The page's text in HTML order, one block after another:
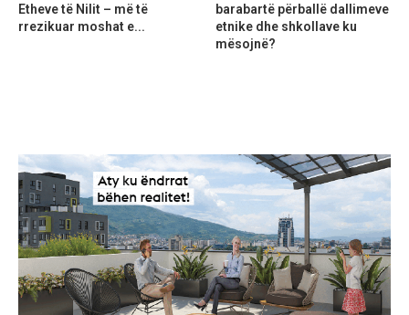
Etheve të Nilit – më të
rrezikuar moshat e...
barabartë përballë dallimeve
etnike dhe shkollave ku
mësojnë?